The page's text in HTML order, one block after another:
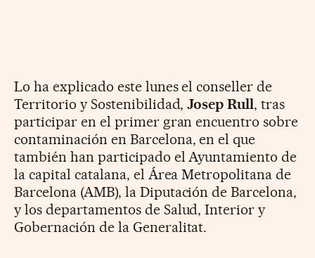
Lo ha explicado este lunes el conseller de
Territorio y Sostenibilidad,Josep Rull, tras
participar en el primer gran encuentro sobre
contaminación en Barcelona, en el que
también han participado el Ayuntamiento de
la capital catalana, el Área Metropolitana de
Barcelona (AMB), la Diputación de Barcelona,
y los departamentos de Salud, Interior y
Gobernación de la Generalitat.